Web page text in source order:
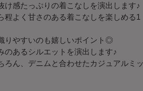
け感たっぷりの着こなしを演出します♪
程よく甘さのある着こなしを楽しめる1
りやすいのも嬉しいポイント◎
のあるシルエットを演出します♪
ろん、デニムと合わせたカジュアルミッ